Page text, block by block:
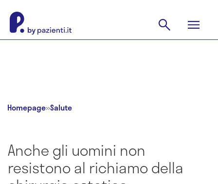
Homepage»Salute
Anche gli uomini non
resistono al richiamo della